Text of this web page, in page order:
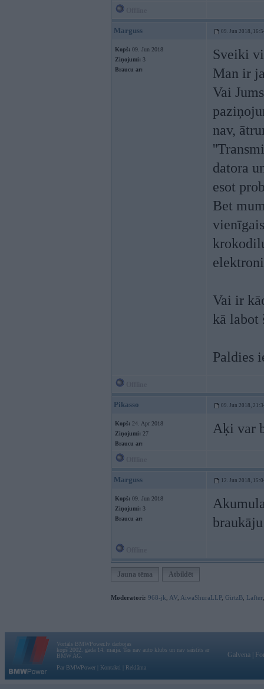
Marguss 09. Jun 2018,
Kopš: 09. Jun 2018
Ziņojumi: 3
Braucu ar:
Sveiki
Man ir
Vai
nav,
datora
esot
Bet
Vai ir
kā labot
Paldies
Pikasso 09. Jun 2018,
Kopš: 24. Apr 2018
Ziņojumi: 27
Braucu ar:
Aķi var
Marguss 12. Jun 2018,
Kopš: 09. Jun 2018
Ziņojumi: 3
Braucu ar:
Jauna tēma Atbildēt
Moderatori: 968-jk AV AiwaShuraLLP, GirtzB Lafter
Vortāls BMWPower.lv darbojas
kopš 2002. gada 14. maija. Tas nav auto klubs un nav saistīts ar
BMW AG.
Par BMWPower
Kontakti Reklāma
Galvena